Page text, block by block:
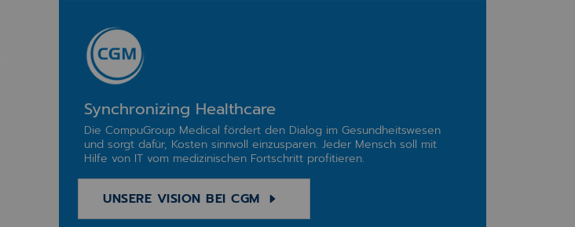
Synchronizing Healthcare
Die CompuGroup Medical fördert den Dialog im Gesundheitswesen
und sorgt dafür, Kosten sinnvoll einzusparen. Jeder Mensch soll mit
Hilfe von IT vom medizinischen Fortschritt profitieren.
UNSERE VISION BEI CGM